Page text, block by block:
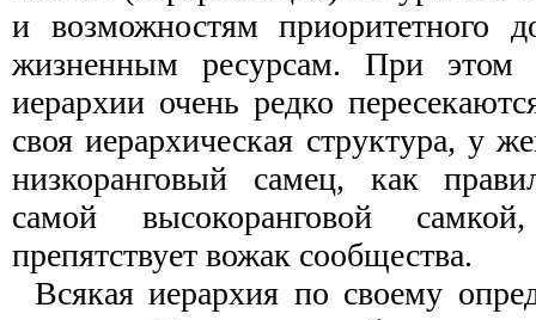
и возможностям приоритетного
жизненным ресурсам. При этом
иерархии очень редко
своя иерархическая структура, у
низкоранговый самец, как
самой высокоранговой
препятствует вожак сообщества.
Всякая иерархия по своему